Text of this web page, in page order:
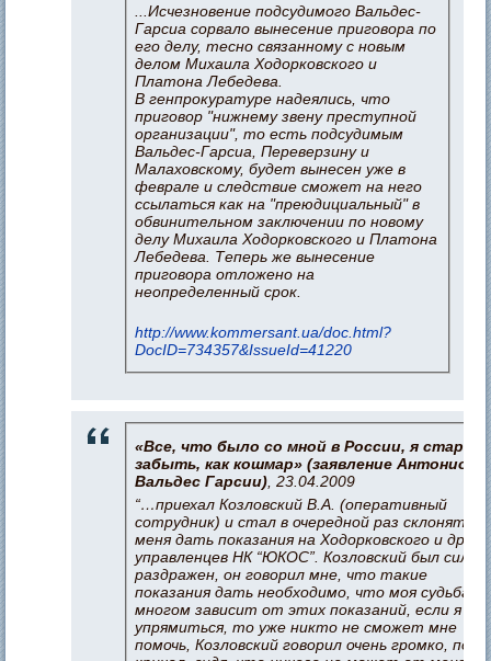
...Исчезновение подсудимого Вальдес-
Гарсиа сорвало вынесение приговора по
его делу, тесно связанному с новым
делом Михаила Ходорковского и
Платона Лебедева.
В генпрокуратуре надеялись, что
приговор "нижнему звену преступной
организации", то есть подсудимым
Вальдес-Гарсиа, Переверзину и
Малаховскому, будет вынесен уже в
феврале и следствие сможет на него
ссылаться как на "преюдициальный" в
обвинительном заключении по новому
делу Михаила Ходорковского и Платона
Лебедева. Теперь же вынесение
приговора отложено на
неопределенный срок.
http://www.kommersant.ua/doc.html?
DocID=734357&IssueId=41220
«Все, что было со мной в России, я
забыть, как кошмар» (заявление Антонио
Вальдес Гарсии) , 23.04.2009
“…приехал Козловский В.А. (оперативный
сотрудник) и стал в очередной раз склонять
меня дать показания на Ходорковского и
управленцев НК “ЮКОС”. Козловский был
раздражен, он говорил мне, что такие
показания дать необходимо, что моя судьба во
многом зависит от этих показаний, если я
упрямиться, то уже никто не сможет мне
помочь, Козловский говорил очень громко,